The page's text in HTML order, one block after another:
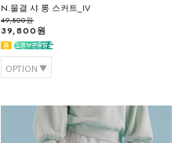
N.물결 샤 롱 스커트_IV
49,800원
39,800원
OPTION